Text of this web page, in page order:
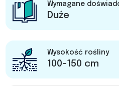
Wymagane
Duże
Wysokość rośliny
100-150 cm